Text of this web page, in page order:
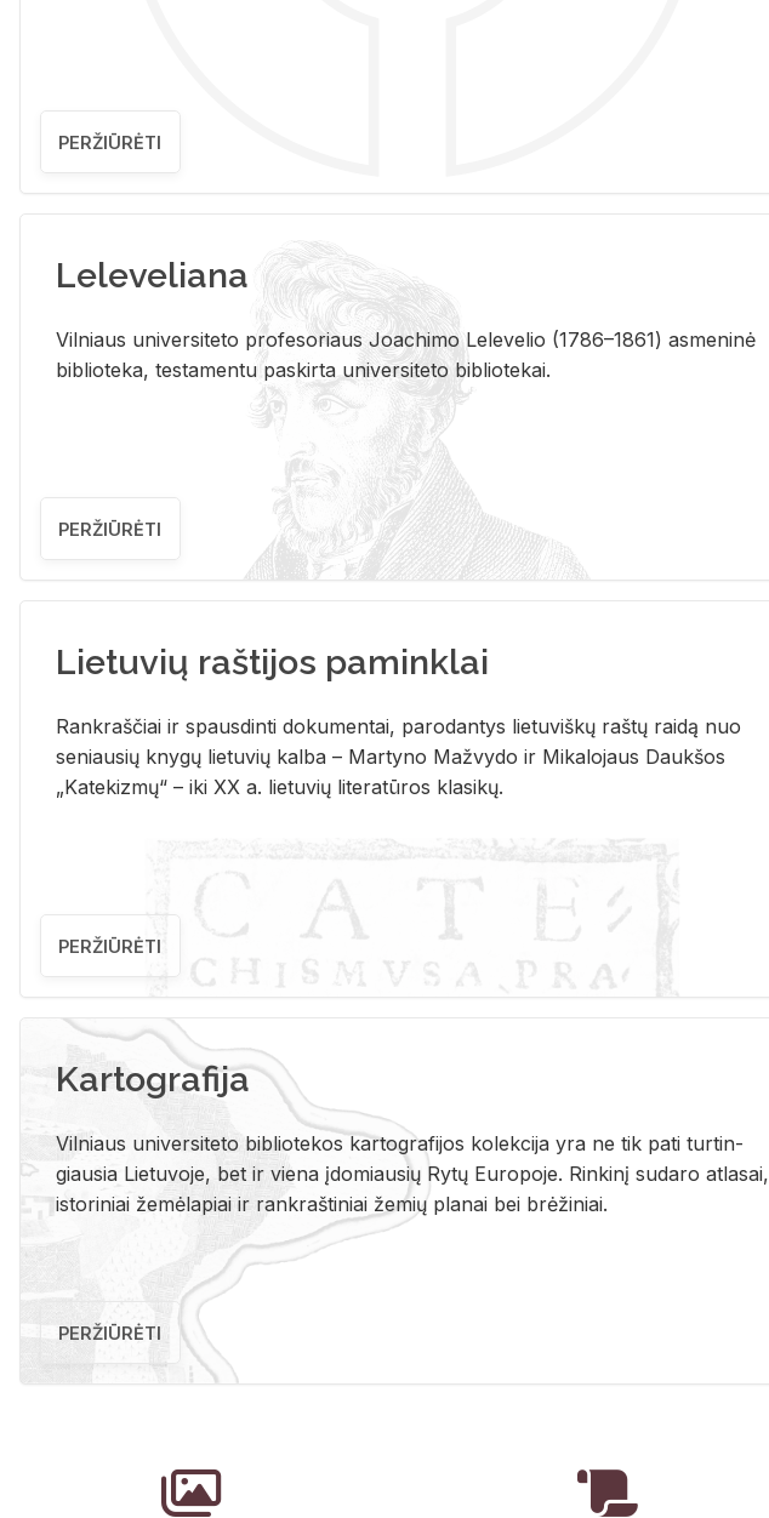
PERŽIŪRĖTI
Leleveliana
Vil­niaus uni­ver­si­te­to pro­fe­so­riaus Jo­a­chi­mo Le­le­ve­lio (1786–1861) as­me­ni­nė
bi­b­lio­te­ka, te­sta­men­tu pa­skir­ta uni­ver­si­te­to bi­b­lio­te­kai.
PERŽIŪRĖTI
Lietuvių raštijos paminklai
Rank­raš­čiai ir spaus­din­ti do­ku­men­tai, pa­ro­dan­tys lie­tu­viš­kų raš­tų rai­dą nuo
se­niau­sių kny­gų lie­tu­vių kal­ba – Mar­ty­no Ma­žvy­do ir Mi­ka­lo­jaus Dauk­šos
„Ka­te­kiz­mų“ – iki XX a. lie­tu­vių li­te­ra­tū­ros kla­si­kų.
PERŽIŪRĖTI
Kartografija
Vil­niaus uni­ver­si­te­to bi­b­lio­te­kos kar­to­gra­fi­jos ko­lek­ci­ja yra ne tik pati tur­tin­
giau­sia Lie­tu­vo­je, bet ir vie­na įdo­miau­sių Rytų Eu­ro­po­je. Rin­ki­nį su­da­ro at­la­sai,
is­to­ri­niai že­mė­la­piai ir rank­raš­ti­niai že­mių pla­nai bei brė­ži­niai.
PERŽIŪRĖTI